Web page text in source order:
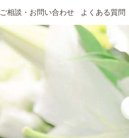
ご相談・お問い合わせ よくある質問